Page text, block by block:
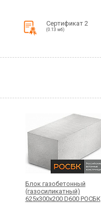
Сертификат 2
(0.13 мб)
Блок газобетонный
(газосиликатный)
625x300x200 D600 РОСБК